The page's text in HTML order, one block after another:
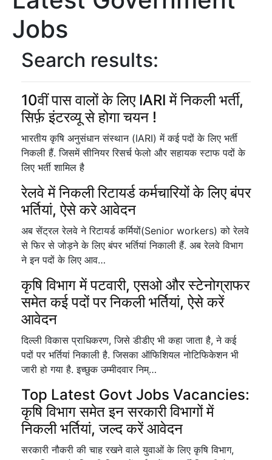
Jobs
Search results:
10वीं पास वालों के लिए IARI में निकली भर्ती,
सिर्फ़ इंटरव्यू से होगा चयन !
भारतीय कृषि अनुसंधान संस्थान (IARI) में कई पदों के लिए भर्ती
निकली हैं. जिसमें सीनियर रिसर्च फेलो और सहायक स्टाफ पदों के
लिए भर्ती शामिल है
रेलवे में निकली रिटायर्ड कर्मचारियों के लिए बंपर
भर्तियां, ऐसे करे आवेदन
अब सेंट्रल रेलवे ने रिटायर्ड कर्मियों(Senior workers) को रेलवे
से फिर से जोड़ने के लिए बंपर भर्तियां निकाली हैं. अब रेलवे विभाग
ने इन पदों के लिए आव…
कृषि विभाग में पटवारी, एसओ और स्टेनोग्राफर
समेत कई पदों पर निकली भर्तियां, ऐसे करें
आवेदन
दिल्ली विकास प्राधिकरण, जिसे डीडीए भी कहा जाता है, ने कई
पदों पर भर्तियां निकाली है. जिसका ऑफिशियल नोटिफिकेशन भी
जारी हो गया है. इच्छुक उम्मीदवार निम्…
Top Latest Govt Jobs Vacancies:
कृषि विभाग समेत इन सरकारी विभागों में
निकली भर्तियां, जल्द करें आवेदन
सरकारी नौकरी की चाह रखने वाले युवाओं के लिए कृषि विभाग,